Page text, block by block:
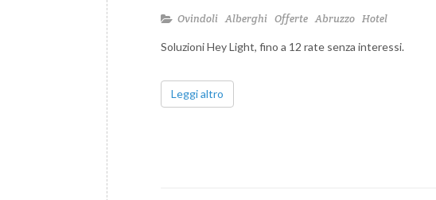
Ovindoli Alberghi Offerte Abruzzo Hotel
Soluzioni Hey Light, fino a 12 rate senza interessi.
Leggi altro